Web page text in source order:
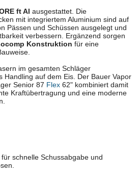
ft Al ausgestattet. Die
mit integriertem Aluminium sind auf
Pässen und Schüssen ausgelegt und
verbessern. Ergänzend sorgen
Konstruktion für eine
im gesamten Schläger
Handling auf dem Eis. Der Bauer Vapor
Senior 87 Flex 62" kombiniert damit
Kraftübertragung und eine moderne
schnelle Schussabgabe und